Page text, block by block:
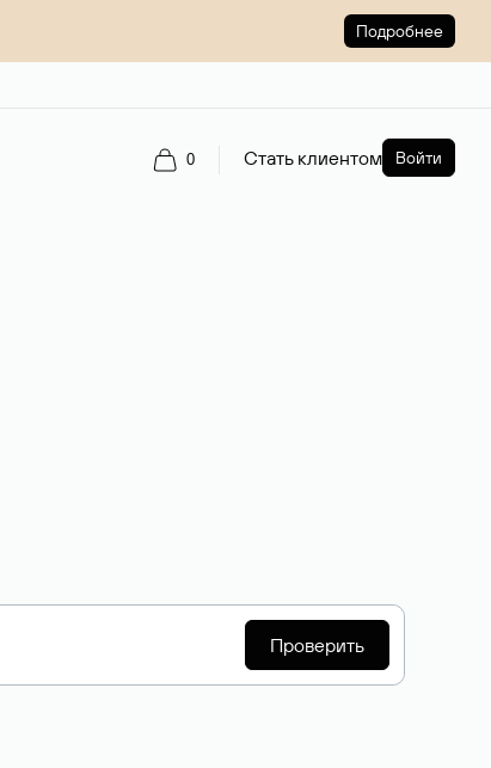
Подробнее
0 Стать клиентом Войти
Проверить